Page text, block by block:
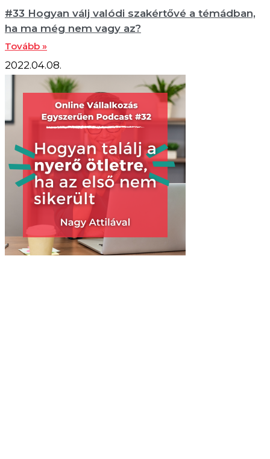
#33 Hogyan válj valódi szakértővé a témádban,
ha ma még nem vagy az?
Tovább »
2022.04.08.